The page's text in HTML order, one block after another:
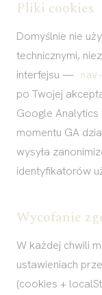
Pliki cookies
Domyślnie nie
technicznymi,
interfejsu —
po Twojej
Google Analytics
momentu GA
wysyła
identyfikatorów
Wycofanie
W każdej chwili
ustawieniach
(cookies +